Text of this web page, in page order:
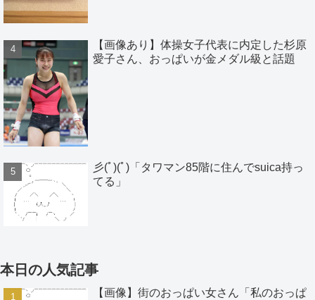
【画像あり】体操女子代表に内定した杉原
愛子さん、おっぱいが金メダル級と話題
彡(ﾟ)(ﾟ)「タワマン85階に住んでsuica持っ
てる」
本日の人気記事
【画像】街のおっぱい女さん「私のおっぱ